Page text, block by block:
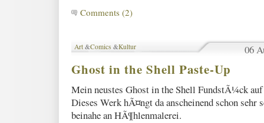
Comments (2)
Art &Comics &Kultur 06
Ghost in the Shell Paste-Up
Mein neustes Ghost in the Shell FundstÃ¼ck
Dieses Werk hÃ¤ngt da anscheinend schon sehr
beinahe an HÃ¶hlenmalerei.